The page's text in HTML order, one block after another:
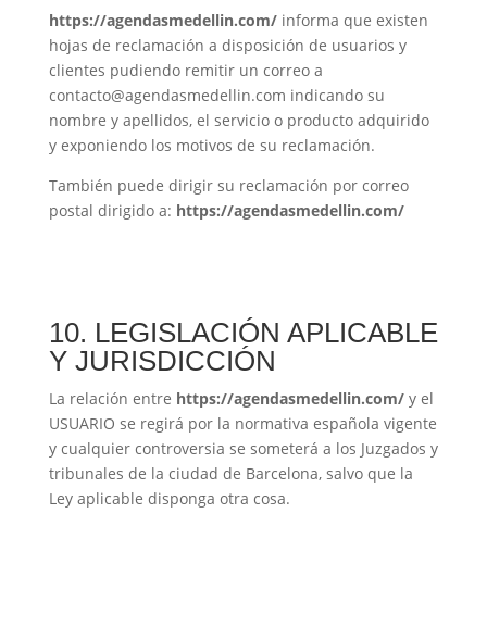
https://agendasmedellin.com/informa que existen
hojas de reclamación a disposición de usuarios y
clientes pudiendo remitir un correo a
contacto@agendasmedellin.com indicando su
nombre y apellidos, el servicio o producto adquirido
y exponiendo los motivos de su reclamación.
También puede dirigir su reclamación por correo
postal dirigido a: https://agendasmedellin.com/
10. LEGISLACIÓN APLICABLE
Y JURISDICCIÓN
La relación entre https://agendasmedellin.com/y el
USUARIO se regirá por la normativa española vigente
y cualquier controversia se someterá a los Juzgados y
tribunales de la ciudad de Barcelona, salvo que la
Ley aplicable disponga otra cosa.